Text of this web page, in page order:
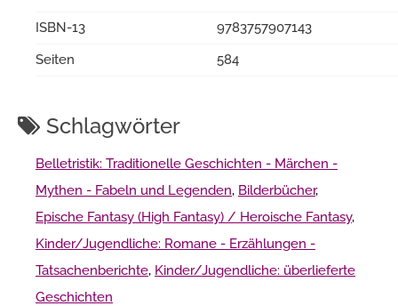
ISBN-13
9783757907143
Seiten
584
Schlagwörter
Belletristik: Traditionelle Geschichten - Märchen -
Mythen - Fabeln und Legenden, Bilderbücher,
Epische Fantasy (High Fantasy) / Heroische Fantasy,
Kinder/Jugendliche: Romane - Erzählungen -
Tatsachenberichte, Kinder/Jugendliche: überlieferte
Geschichten